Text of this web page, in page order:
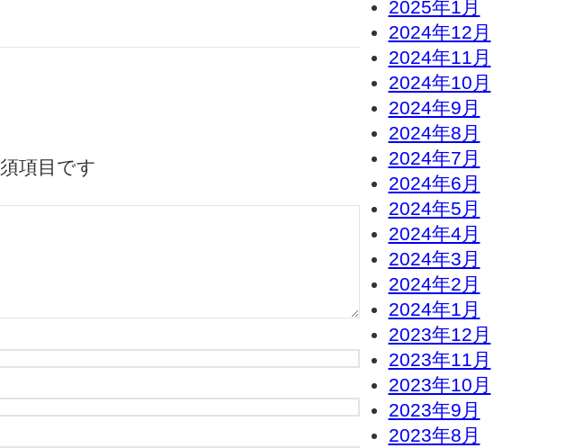
項目です
2025年1月
2024年12月
2024年11月
2024年10月
2024年9月
2024年8月
2024年7月
2024年6月
2024年5月
2024年4月
2024年3月
2024年2月
2024年1月
2023年12月
2023年11月
2023年10月
2023年9月
2023年8月